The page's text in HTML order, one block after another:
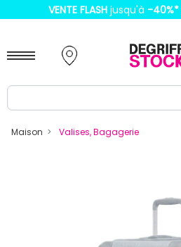
VENTE FLASH jusqu'à -40%*
Maison Valises, Bagagerie